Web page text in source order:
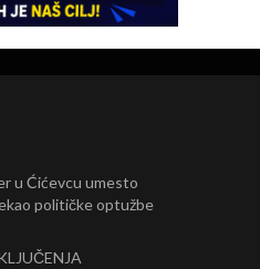
u Ćićevcu umesto
političke optužbe